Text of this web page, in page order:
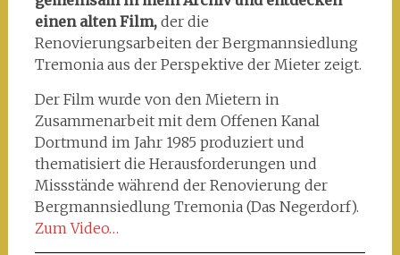
einen alten Film,der die
Renovierungsarbeiten der Bergmannsiedlung
Tremonia aus der Perspektive der Mieter zeigt.
Der Film wurde von den Mietern in
Zusammenarbeit mit dem Offenen Kanal
Dortmund im Jahr 1985 produziert und
thematisiert die Herausforderungen und
Missstände während der Renovierung der
Bergmannsiedlung Tremonia (Das Negerdorf).
Zum Video…